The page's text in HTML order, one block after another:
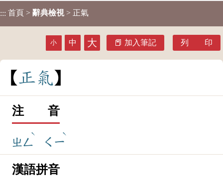
::: 首頁 > 辭典檢視 > 正氣
小 中 大 加入筆記 列 印
正氣
注 音
ㄓㄥ
ˋ
ㄑㄧ
ˋ
漢語拼音